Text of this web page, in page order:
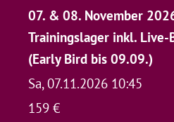
07. & 08. November
Trainingslager inkl. Live-
(Early Bird bis 09.09.)
Sa, 07.11.2026 10:45
159 €